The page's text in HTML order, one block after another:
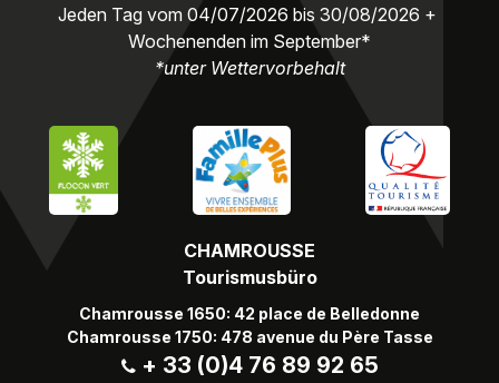
CHAMROUSSE
Tourismusbüro
Chamrousse 1650: 42 place de Belledonne
Chamrousse 1750: 478 avenue du Père Tasse
+ 33 (0)4 76 89 92 65
Jeden Tag vom 04/07/2026 bis 30/08/2026 +
Wochenenden im September*
*unter Wettervorbehalt